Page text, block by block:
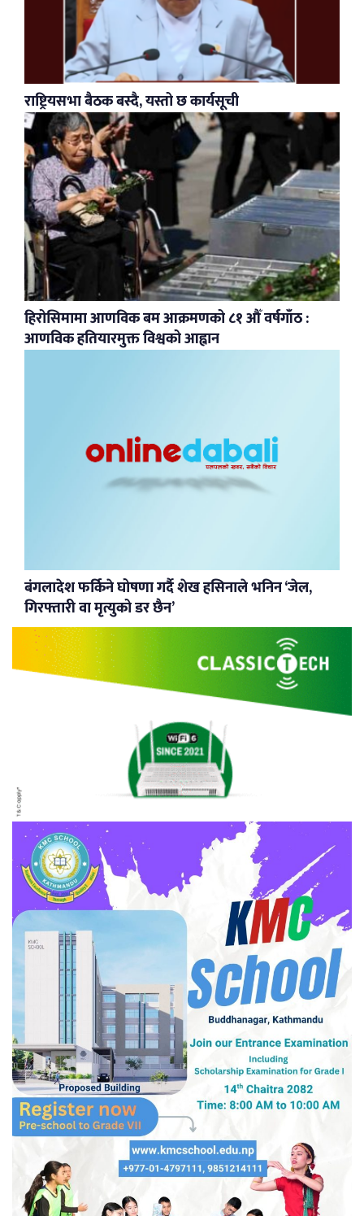
राष्ट्रियसभा बैठक बस्दै, यस्तो छ कार्यसूची
हिरोसिमामा आणविक बम आक्रमणको ८१ औँ वर्षगाँठ :
आणविक हतियारमुक्त विश्वको आह्वान
बंगलादेश फर्किने घोषणा गर्दै शेख हसिनाले भनिन ‘जेल,
गिरफ्तारी वा मृत्युको डर छैन’